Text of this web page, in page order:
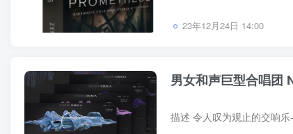
23年12月24日 14:00
男女和声巨型合唱